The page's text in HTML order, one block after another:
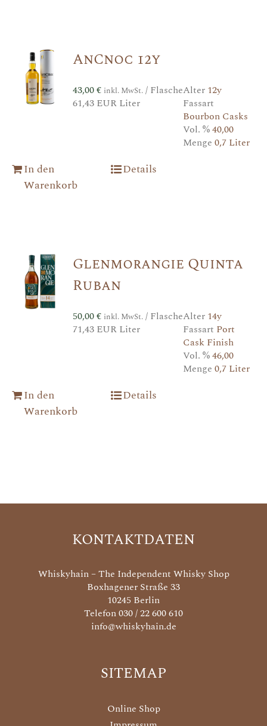
AnCnoc 12y
43,00€ inkl. MwSt./ Flasche
61,43 EUR Liter
Alter 12y
Fassart
Bourbon Casks
Vol. %40,00
Menge 0,7 Liter
In den
Warenkorb
Details
Glenmorangie Quinta
Ruban
50,00€ inkl. MwSt./ Flasche
71,43 EUR Liter
Alter 14y
Fassart Port
Cask Finish
Vol. %46,00
Menge 0,7 Liter
In den
Warenkorb
Details
KONTAKTDATEN
Whiskyhain – The Independent Whisky Shop
Boxhagener Straße 33
10245 Berlin
Telefon 030 / 22 600 610
info@whiskyhain.de
SITEMAP
Online Shop